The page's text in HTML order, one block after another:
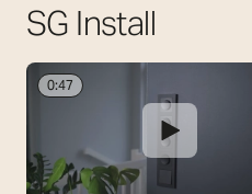
SG Install
0:47